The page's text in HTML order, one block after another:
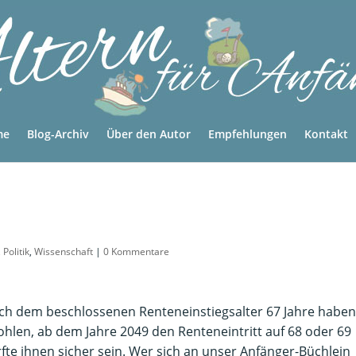
Blog-Archiv Über den Autor Empfehlungen Kontakt
Politik, Wissenschaft | 0 Kommentare
dem beschlossenen Renteneinstiegsalter 67 Jahre haben
ab dem Jahre 2049 den Renteneintritt auf 68 oder 69
ihnen sicher sein. Wer sich an unser Anfänger-Büchlein